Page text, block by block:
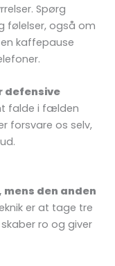
Spørg
følelser, også om
kaffepause
defensive
falde i fælden
forsvare os selv,
den anden
er at tage tre
ro og giver